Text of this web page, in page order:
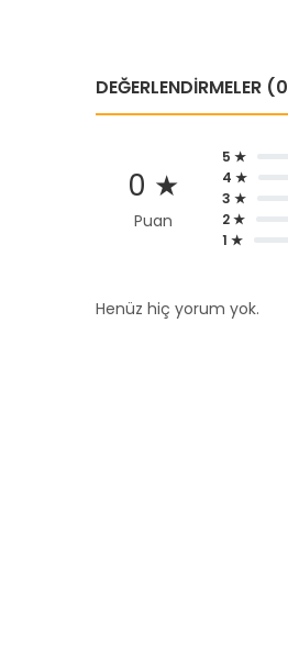
DEĞERLENDIRMELER
0 ★
Puan
5 ★
4 ★
3 ★
2 ★
1 ★
Henüz hiç yorum yok.